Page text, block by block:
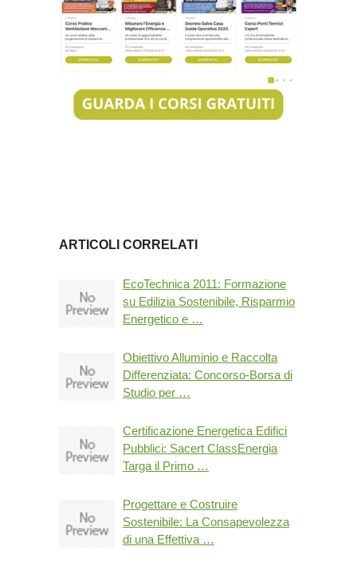
ARTICOLI CORRELATI
EcoTechnica 2011: Formazione
su Edilizia Sostenibile, Risparmio
Energetico e …
Obiettivo Alluminio e Raccolta
Differenziata: Concorso-Borsa di
Studio per …
Certificazione Energetica Edifici
Pubblici: Sacert ClassEnergia
Targa il Primo …
Progettare e Costruire
Sostenibile: La Consapevolezza
di una Effettiva …